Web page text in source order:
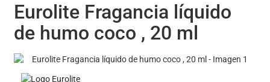
Eurolite Fragancia líquido
de humo coco , 20 ml